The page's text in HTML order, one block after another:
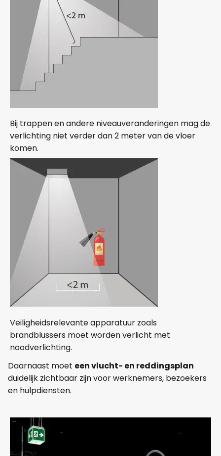
Bij trappen en andere niveauveranderingen mag de
verlichting niet verder dan 2 meter van de vloer
komen.
Veiligheidsrelevante apparatuur zoals
brandblussers moet worden verlicht met
noodverlichting.
Daarnaast moet een vlucht- en reddingsplan
duidelijk zichtbaar zijn voor werknemers, bezoekers
en hulpdiensten.